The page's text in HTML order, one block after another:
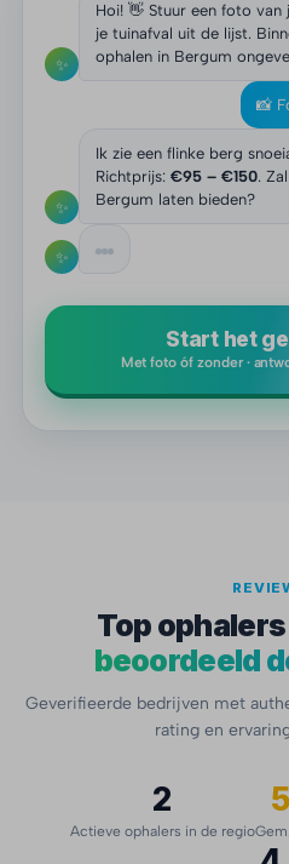
✨
Hoi! 👋 Stuur een foto van
je tuinafval uit de lijst.
ophalen in Bergum
📸
✨
Ik zie een flinke berg
Richtprijs: €95 – €150.
Bergum laten bieden?
✨
Start het
Met foto óf zonder ·
Top
beoordeeld
Geverifieerde bedrijven met
rating en
2
Actieve ophalers in de regio